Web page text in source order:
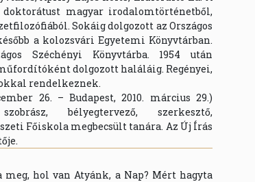
magyar irodalomtörténetből,
Sokáig dolgozott az Országos
a kolozsvári Egyetemi Könyvtárban.
Széchényi Könyvtárba. 1954 után
dolgozott haláláig. Regényei,
rendelkeznek.
26. – Budapest, 2010. március 29.)
bélyegtervező, szerkesztő,
Főiskola megbecsült tanára. Az Új Írás
hol van Atyánk, a Nap? Mért hagyta